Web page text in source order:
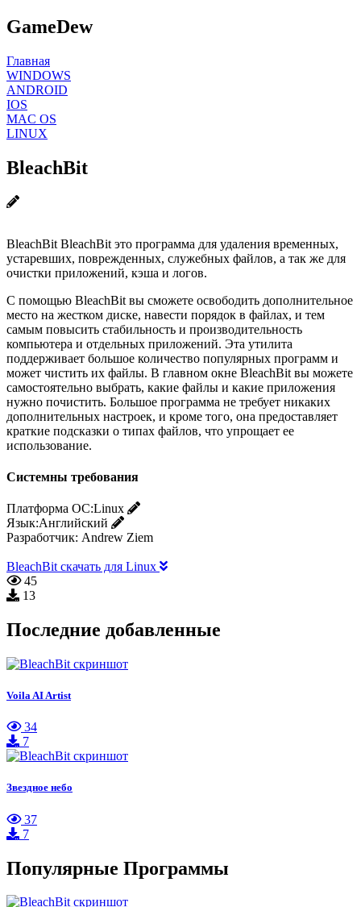
GameDew
Главная
WINDOWS
ANDROID
IOS
MAC OS
LINUX
BleachBit
BleachBit BleachBit это программа для удаления временных,
устаревших, поврежденных, служебных файлов, а так же для
очистки приложений, кэша и логов.
С помощью BleachBit вы сможете освободить дополнительное
место на жестком диске, навести порядок в файлах, и тем
самым повысить стабильность и производительность
компьютера и отдельных приложений. Эта утилита
поддерживает большое количество популярных программ и
может чистить их файлы. В главном окне BleachBit вы можете
самостоятельно выбрать, какие файлы и какие приложения
нужно почистить. Большое программа не требует никаких
дополнительных настроек, и кроме того, она предоставляет
краткие подсказки о типах файлов, что упрощает ее
использование.
Системны требования
Платформа ОС:Linux
Язык:Английский
Разработчик: Andrew Ziem
BleachBit скачать для Linux
45
13
Последние добавленные
Voila AI Artist
34
7
Звездное небо
37
7
Популярные Программы